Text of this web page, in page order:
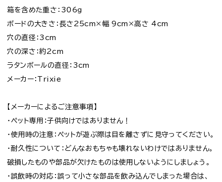
箱を含めた重さ：306g
ボードの大きさ：長さ25cm×幅 9cm×高さ 4cm
穴の直径：3cm
穴の深さ：約2cm
ラタンボールの直径：3cm
メーカー：Trixie
【メーカーによるご注意事項】
・ペット専用：子供向けではありません！
・使用時の注意：ペットが遊ぶ際は目を離さずに見守ってください。
・耐久性について：どんなおもちゃも壊れないわけではありません。
破損したものや部品が欠けたものは使用しないようにしましょう。
・誤飲時の対応：誤って小さな部品を飲み込んでしまった場合は、